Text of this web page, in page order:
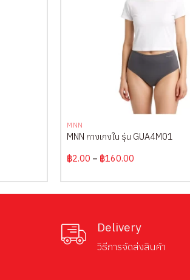
MNN
MNN กางเกงใน รุ่น GUA4M01
฿2.00 – ฿160.00
through
฿160.00
Delivery
วิธีการจัดส่งสินค้า